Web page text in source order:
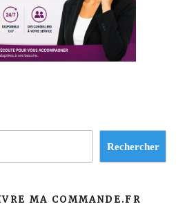
Rechercher
MA COMMANDE.FR